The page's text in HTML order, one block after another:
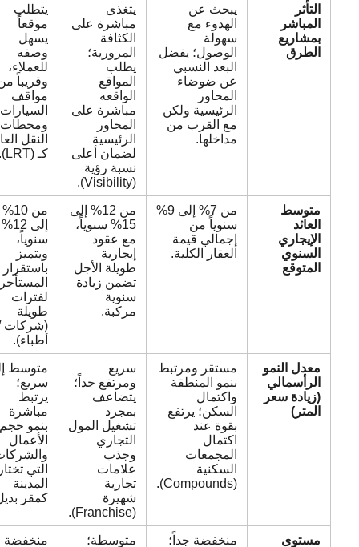
المباشر
بمشاريع
الطرق
يبحث عن
الهدوء مع
سهولة
الوصول؛ يفضل
البعد النسبي
عن ضوضاء
المحاور
الرئيسية ولكن
مع القرب من
مداخلها.
يتغذى
مباشرة على
الكثافة
المرورية؛
يطلب
المواقع
الواقعه
مباشرة على
المحاور
الرئيسية
لضمان أعلى
نسبة رؤية
يتطلب
موقعاً
يسهل
وصفه
للعملاء،
وقريباً من
مواقف
السيارات
ومحطات
النقل العام
كـ (LRT).
متوسط
العائد
الإيجاري
السنوي
المتوقع
من 7% إلى 9%
سنوياً من
إجمالي قيمة
العقار الكلية.
من 12% إلى
15% سنوياً،
مع عقود
إيجارية
طويلة الأجل
تضمن زيادة
سنوية
مركبة.
من 10%
إلى 12%
سنوياً،
ويتميز
باستقرار
المستأجرين
لفترات
طويلة
(شركات /
أطباء).
معدل النمو
الرأسمالي
(زيادة سعر
المتر)
مستقر ومرتبط
بنمو المنطقة
واكتمال
السكن؛ يرتفع
بقوة عند
اكتمال
المجمعات
السكنية
سريع
ومرتفع جداً؛
يتضاعف
بمجرد
تشغيل المول
التجاري
وجذب
علامات
تجارية
شهيرة
متوسط إلى
سريع؛
يرتبط
مباشرة
بنمو حجم
الأعمال
والشركات
التي تختار
المدينة
كمقر بديل.
مستوى
منخفضة جداً؛
متوسطة؛
منخفضة